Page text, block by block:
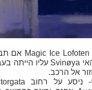
Magic Ice Lofoten אם
Svinøya עליו הייתה
אל הרכב.
ניסע על רחוב